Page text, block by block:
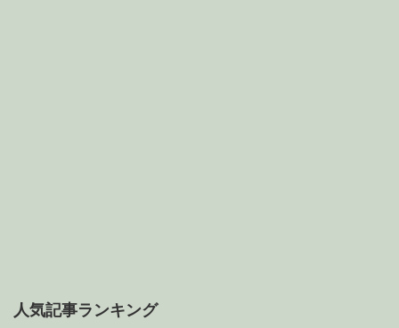
人気記事ランキング